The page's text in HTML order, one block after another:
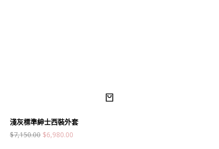
淺灰標準紳士西裝外套
$7,150.00 $6,980.00